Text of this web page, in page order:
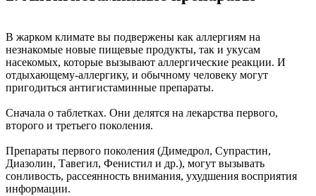
В жарком климате вы подвержены как аллергиям на
незнакомые новые пищевые продукты, так и укусам
насекомых, которые вызывают аллергические реакции. И
отдыхающему-аллергику, и обычному человеку могут
пригодиться антигистаминные препараты.
Сначала о таблетках. Они делятся на лекарства первого,
второго и третьего поколения.
Препараты первого поколения (Димедрол, Супрастин,
Диазолин, Тавегил, Фенистил и др.), могут вызывать
сонливость, рассеянность внимания, ухудшения восприятия
информации.